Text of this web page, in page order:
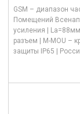
GSM – диапазон
Помещений
усиления |
разъем | M-MOU –
защиты IP65 |